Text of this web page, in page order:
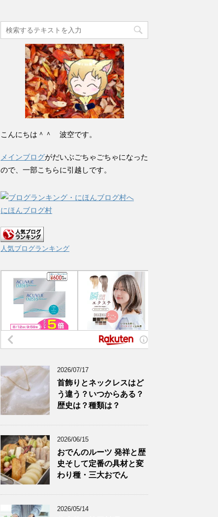
こんにちは＾＾ 波空です。
メインブログがだいぶごちゃごちゃになった
ので、一部こちらに引越しです。
にほんブログ村
人気ブログランキング
2026/07/17
首飾りとネックレスはど
う違う？いつからある？
歴史は？種類は？
2026/06/15
おでんのルーツ 発祥と歴
史そして定番の具材と変
わり種・三大おでん
2026/05/14